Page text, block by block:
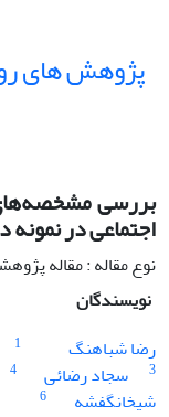
پژوهش های
بررسی
اجتماعی در نمونه
نوع مقاله : مقاله
نویسندگان
رضا شباهنگ
1
3 سجاد رضائی 4
شیخانگفشه
6